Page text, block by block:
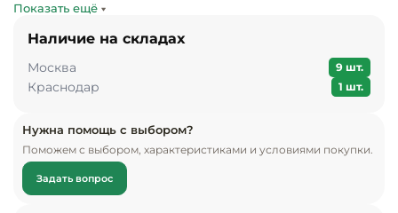
использоваться как вместе со столом для пиццы,
оборудования.
Технические характеристики:
— Температурный режим: +2…+8C
— Материал корпуса: нержавеющая сталь
— Вместимость: 7 гастроемкостей GN1/4
— Статическое охлаждение
Показать ещё
Наличие на складах
Москва 9 шт.
Краснодар 1 шт.
Нужна помощь с выбором?
Поможем с выбором, характеристиками и условиями покупки.
Задать вопрос